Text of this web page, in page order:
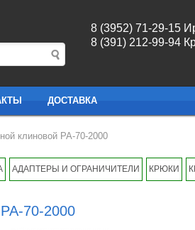
8 (3952) 71-29-15
8 (391) 212-99-94
ДОСТАВКА
клиновой PA-70-2000
АДАПТЕРЫ И ОГРАНИЧИТЕЛИ КРЮКИ
70-2000